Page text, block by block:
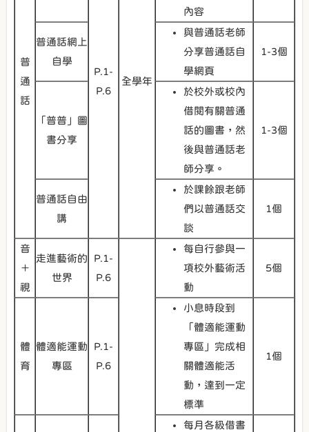
普
通
話
P.1-
P.6
全學年
內容
普通話網上
自學
與普通話老師
分享普通話自
學網頁
1-3個
「普普」圖
書分享
於校外或校內
借閱有關普通
話的圖書，然
後與普通話老
師分享。
1-3個
普通話自由
講
於課餘跟老師
們以普通話交
談
1個
音
＋
視
走進藝術的
世界
P.1-
P.6
每自行參與一
項校外藝術活
動
5個
體
育
體適能運動
專區
P.1-
P.6
小息時段到
「體適能運動
專區」完成相
關體適能活
動，達到一定
標準
1個
每月各級借書